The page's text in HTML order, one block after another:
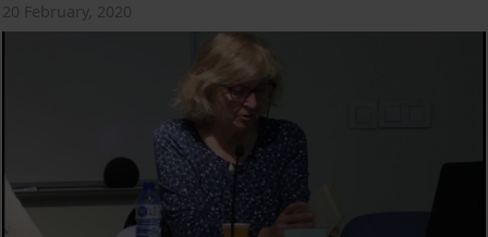
20 February, 2020